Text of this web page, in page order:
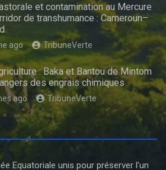
et contamination au Mercure
de transhumance : Cameroun–
ago TribuneVerte
: Baka et Bantou de Mintom
des engrais chimiques
ago TribuneVerte
Equatoriale unis pour préserver l’un